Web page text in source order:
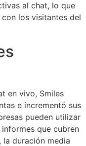
al chat, lo que
los visitantes del
en vivo, Smiles
e incrementó sus
pueden utilizar
que cubren
duración media